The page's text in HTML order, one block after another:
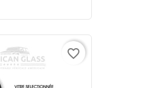
favorite_border